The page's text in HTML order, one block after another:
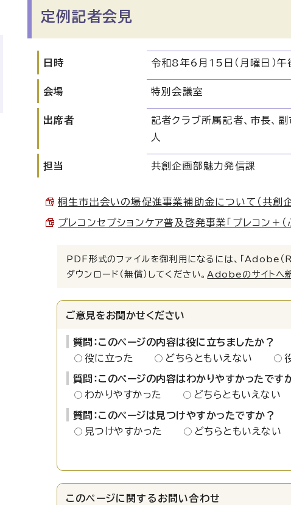
定例記者会見
日時 令和8年6月15日（月曜日）
会場 特別会議室
出席者
記者クラブ所属記者、市長、
人
担当 共創企画部魅力発信課
桐生市出会いの場促進事業補助金について（共
プレコンセプションケア普及啓発事業「プレコン＋
PDF形式のファイルを御利用になるには、「Adobe（
ダウンロード（無償）してください。 Adobeのサイトへ新
ご意見をお聞かせください
質問：このページの内容は役に立ちましたか？
役に立った
どちらともいえない
質問：このページの内容はわかりやすかったです
わかりやすかった
どちらともいえない
質問：このページは見つけやすかったですか？
見つけやすかった
どちらともいえない
このページに関する お問い合わせ